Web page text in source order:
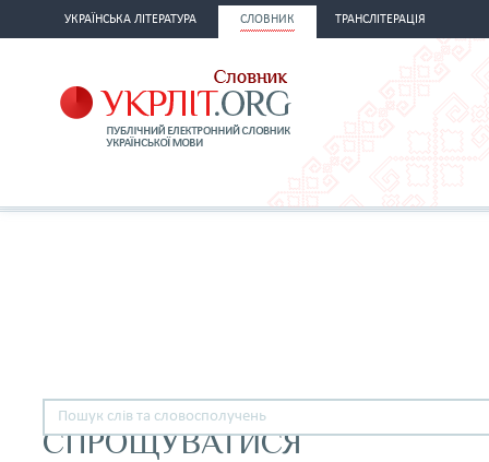
УКРАЇНСЬКА ЛІТЕРАТУРА СЛОВНИК ТРАНСЛІТЕРАЦІЯ
СПРОЩУВАТИСЯ